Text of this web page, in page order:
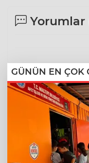
Yorumlar
GÜNÜN EN ÇOK